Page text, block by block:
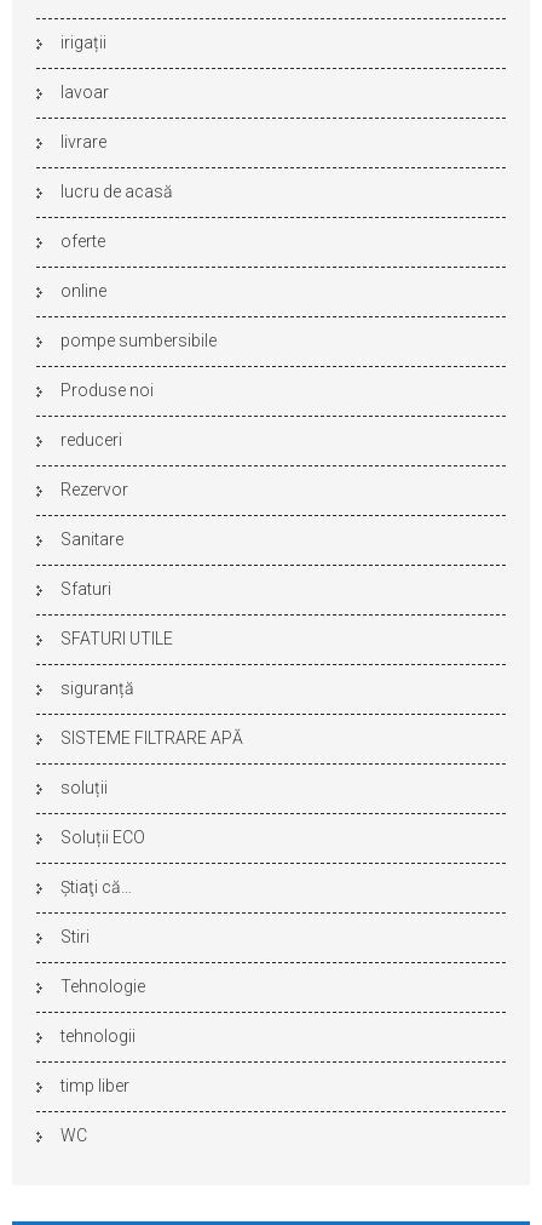
irigații
lavoar
livrare
lucru de acasă
oferte
online
pompe sumbersibile
Produse noi
reduceri
Rezervor
Sanitare
Sfaturi
SFATURI UTILE
siguranță
SISTEME FILTRARE APĂ
soluții
Soluții ECO
Ştiaţi că…
Stiri
Tehnologie
tehnologii
timp liber
WC